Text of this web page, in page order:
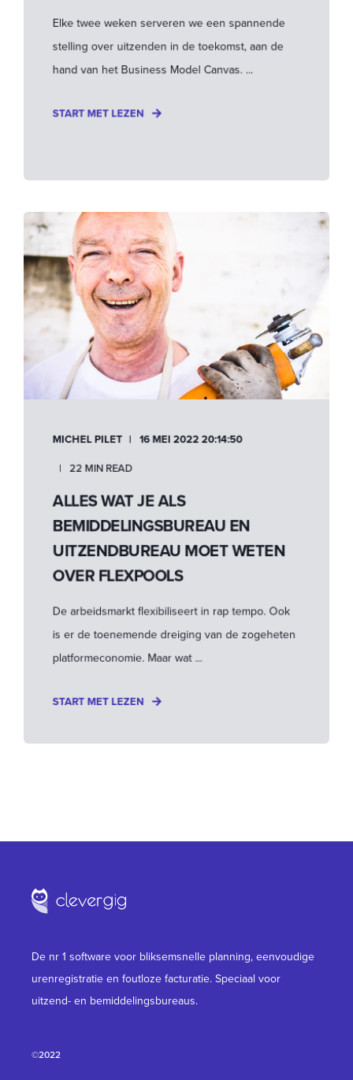
Elke twee weken serveren we een spannende
stelling over uitzenden in de toekomst, aan de
hand van het Business Model Canvas. ...
START MET LEZEN
MICHEL PILET 16 MEI 2022 20:14:50
22 MIN READ
ALLES WAT JE ALS
BEMIDDELINGSBUREAU EN
UITZENDBUREAU MOET WETEN
OVER FLEXPOOLS
De arbeidsmarkt flexibiliseert in rap tempo. Ook
is er de toenemende dreiging van de zogeheten
platformeconomie. Maar wat ...
START MET LEZEN
De nr 1 software voor bliksemsnelle planning, eenvoudige
urenregistratie en foutloze facturatie. Speciaal voor
uitzend- en bemiddelingsbureaus.
©2022